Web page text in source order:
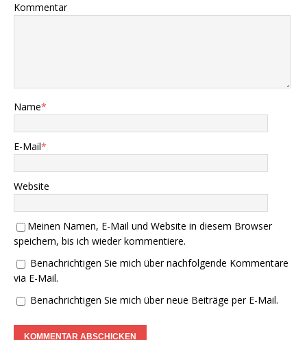
Kommentar
Name*
E-Mail*
Website
Meinen Namen, E-Mail und Website in diesem Browser
speichern, bis ich wieder kommentiere.
Benachrichtigen Sie mich über nachfolgende Kommentare
via E-Mail.
Benachrichtigen Sie mich über neue Beiträge per E-Mail.